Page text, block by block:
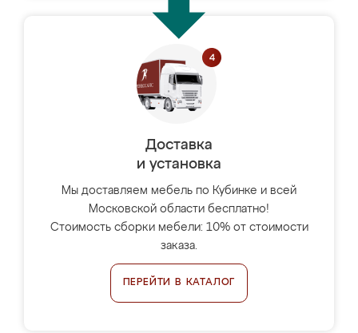
Доставка
и установка
Мы доставляем мебель по Кубинке и всей
Московской области бесплатно!
Стоимость сборки мебели: 10% от стоимости
заказа.
ПЕРЕЙТИ В КАТАЛОГ